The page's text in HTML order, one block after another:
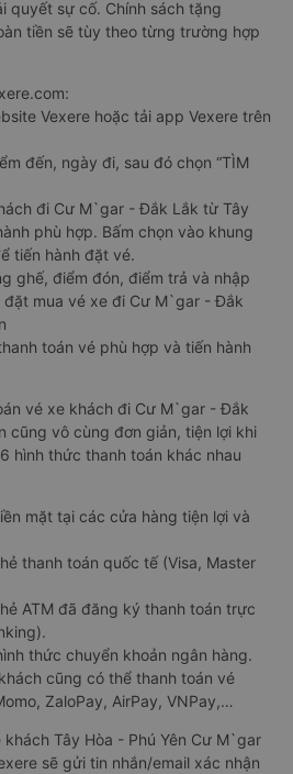
quyết sự cố. Chính sách tặng
tiền sẽ tùy theo từng trường hợp
Vexere hoặc tải app Vexere trên
đến, ngày đi, sau đó chọn “TÌM
đi Cư M`gar - Đắk Lắk từ Tây
phù hợp. Bấm chọn vào khung
tiến hành đặt vé.
ghế, điểm đón, điểm trả và nhập
mua vé xe đi Cư M`gar - Đắk
toán vé phù hợp và tiến hành
vé xe khách đi Cư M`gar - Đắk
cũng vô cùng đơn giản, tiện lợi khi
hình thức thanh toán khác nhau
mặt tại các cửa hàng tiện lợi và
thanh toán quốc tế (Visa, Master
ATM đã đăng ký thanh toán trực
thức chuyển khoản ngân hàng.
cũng có thể thanh toán vé
ZaloPay, AirPay, VNPay,…
Tây Hòa - Phú Yên Cư M`gar
sẽ gửi tin nhắn/email xác nhận